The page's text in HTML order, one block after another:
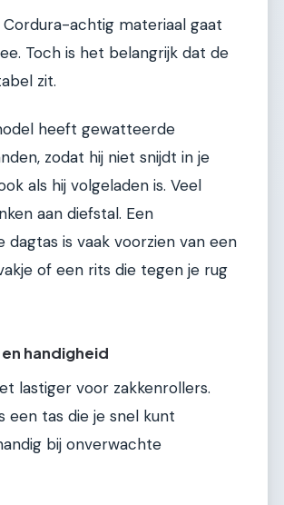
Cordura-achtig materiaal gaat
Toch is het belangrijk dat de
zit.
heeft gewatteerde
zodat hij niet snijdt in je
als hij volgeladen is. Veel
aan diefstal. Een
dagtas is vaak voorzien van een
of een rits die tegen je rug
handigheid
lastiger voor zakkenrollers.
een tas die je snel kunt
bij onverwachte